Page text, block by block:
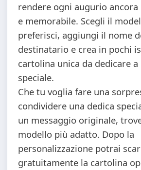
rendere ogni augurio
e memorabile. Scegli il
preferisci, aggiungi il nome
destinatario e crea in pochi
cartolina unica da dedicare a
speciale.
Che tu voglia fare una
condividere una dedica
un messaggio originale,
modello più adatto. Dopo la
personalizzazione potrai
gratuitamente la cartolina